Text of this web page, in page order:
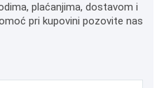
plaćanjima, dostavom i
pri kupovini pozovite nas